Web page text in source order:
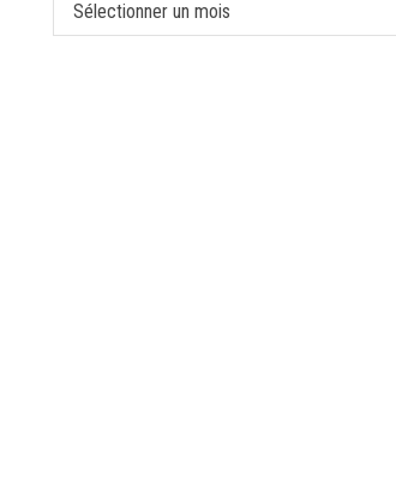
Sélectionner un mois